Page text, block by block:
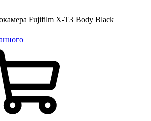
Fujifilm X-T3 Body Black